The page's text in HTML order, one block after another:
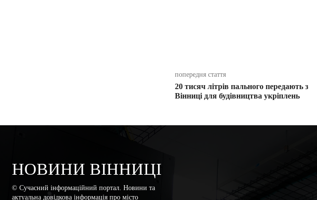
попередня стаття
20 тисяч літрів пального передають з
Вінниці для будівництва укріплень
НОВИНИ ВІННИЦІ
© Сучасний інформаційний портал. Новини та
актуальна довідкова інформація про місто